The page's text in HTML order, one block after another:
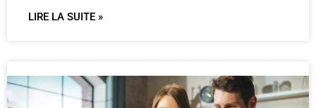
LIRE LA SUITE »